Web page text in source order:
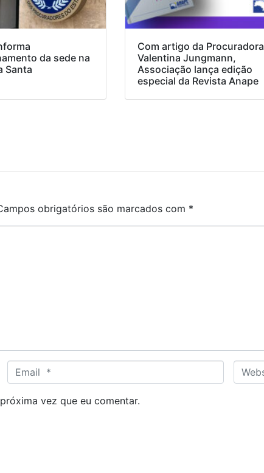
da sede na
Santa
Com artigo da Procuradora
Valentina Jungmann,
Associação lança edição
especial da Revista Anape
obrigatórios são marcados com *
m
a
W
e
vez que eu comentar.